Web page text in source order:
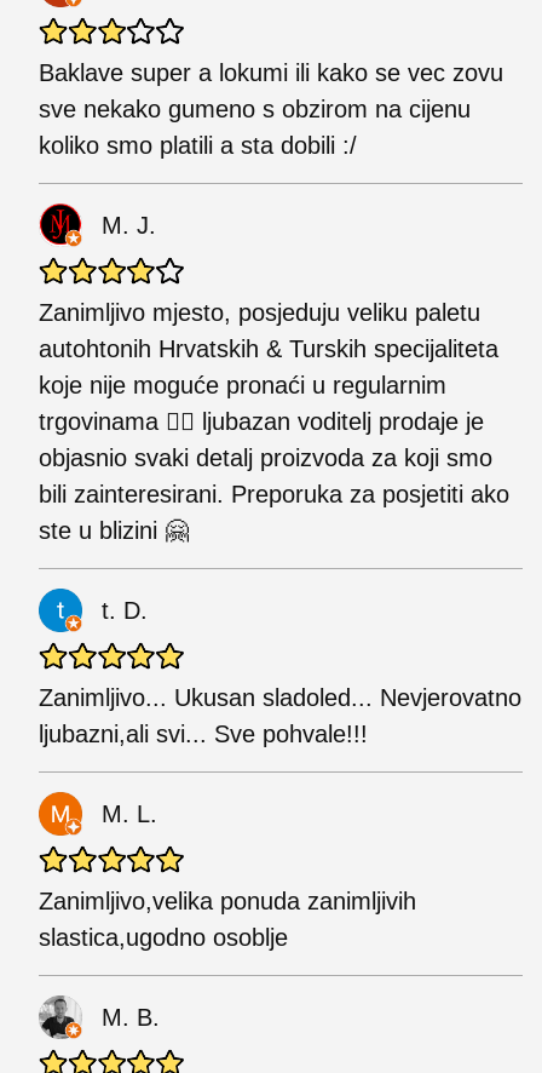
Baklave super a lokumi ili kako se vec zovu
sve nekako gumeno s obzirom na cijenu
koliko smo platili a sta dobili :/
M. J.
Zanimljivo mjesto, posjeduju veliku paletu
autohtonih Hrvatskih & Turskih specijaliteta
koje nije moguće pronaći u regularnim
trgovinama 👌🏻 ljubazan voditelj prodaje je
objasnio svaki detalj proizvoda za koji smo
bili zainteresirani. Preporuka za posjetiti ako
ste u blizini 🤗
t. D.
Zanimljivo... Ukusan sladoled... Nevjerovatno
ljubazni,ali svi... Sve pohvale!!!
M. L.
Zanimljivo,velika ponuda zanimljivih
slastica,ugodno osoblje
M. B.